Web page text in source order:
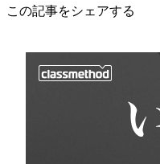
この記事をシェアする